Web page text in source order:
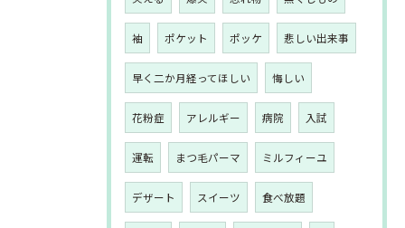
袖 ポケット ポッケ 悲しい出来事
早く二か月経ってほしい 悔しい
花粉症 アレルギー 病院 入試
運転 まつ毛パーマ ミルフィーユ
デザート スイーツ 食べ放題